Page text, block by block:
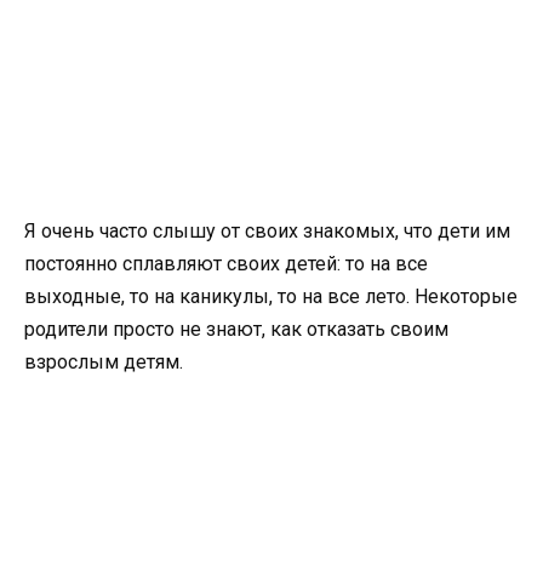
Я очень часто слышу от своих знакомых, что дети им
постоянно сплавляют своих детей: то на все
выходные, то на каникулы, то на все лето. Некоторые
родители просто не знают, как отказать своим
взрослым детям.